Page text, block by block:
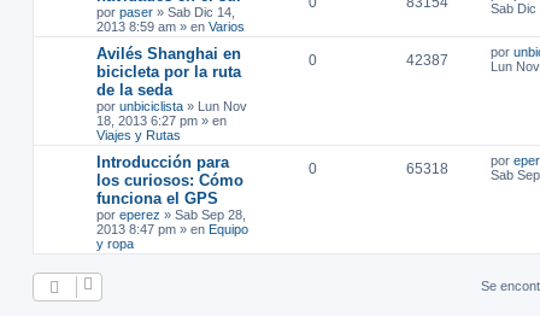
por paser » Sab Dic 14,
2013 8:59 am » en Varios
Sab Dic
Avilés Shanghai en
bicicleta por la ruta
de la seda
por unbiciclista » Lun Nov
18, 2013 6:27 pm » en
Viajes y Rutas
0 42387 por
Lun
Introducción para
los curiosos: Cómo
funciona el GPS
por eperez » Sab Sep 28,
2013 8:47 pm » en Equipo
y ropa
0 65318 por
Sab
Se